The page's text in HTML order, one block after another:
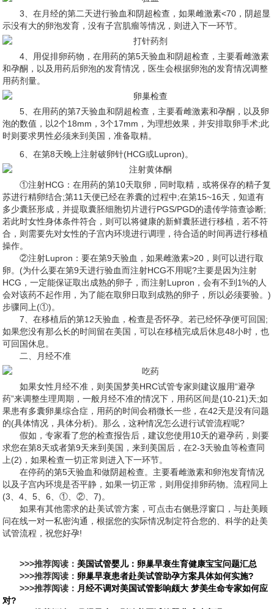
3、在月经的第二天进行验血和阴超检查，如果雌激素<70，阴超显
示没有大的卵泡发育，没有子宫肌瘤等情况，则进入下一环节。
4、用促排卵药物，在用药的第5天验血和阴超检查，主要看雌激素
和孕酮，以及用药后卵泡的发育情况，医生会根据卵泡的发育情况调整
用药剂量。
5、在用药的第7天验血和阴超检查，主要看雌激素和孕酮，以及卵
泡的数值，以2个18mm，3个17mm，为理想效果，并安排取卵手术;此
时则要求男性必须来到美国，准备取精。
6、在第8天晚上注射破卵针(HCG或Lupron)。
①注射HCG：在用药的第10天取卵，同时取精，或将保存的精子复
苏进行精卵结合;第11天便已经在养囊的过程中;在第15~16天，知道有
多少囊胚形成，并提取囊胚细胞切片进行PGS/PGD的遗传学筛查诊断;
若此时女性身体条件符合，则可以将健康的新鲜囊胚进行移植，若不符
合，则需要先对女性的子宫内环境进行调理，待合适的时间再进行移植
操作。
②注射Lupron：要在第9天验血，如果雌激素>20，则可以进行取
卵。(为什么要在第9天进行验血而注射HCG不用呢?主要是因为注射
HCG，一定能保证取出成熟的卵子，而注射Lupron，会有不到1%的人
会对该药不起作用，为了能在取卵日取到成熟的卵子，所以必须要验。)
步骤同上(①)。
7、在移植后的第12天验血，检查是否怀孕。若已经怀孕便可回国;
如果您没有那么长的时间留在美国，可以在移植完成后休息48小时，也
可回国休息。
二、月经不准
如果女性月经不准，则美国梦美HRC试管专家则建议服用“避孕
药”来调整生理周期，一般月经不准的情况下，用药区间是(10-21)天;如
果患有多囊卵巢综合症，用药的时间会稍微长一些，在42天是没有问题
的(具体情况，具体分析)。那么，这种情况怎么进行试管流程呢?
假如，专家看了您的检查报告后，建议您使用10天的避孕药，则要
求您在第8天或者第9天来到美国，来到美国后，在2-3天验血等检查同
上(2)，如果检查一切正常则进入下一环节。
在停药的第5天验血和做阴超检查。主要看雌激素和卵泡发育情况
以及子宫内环境是否平静，如果一切正常，则用促排卵药物。流程同上
(3、4、5、6、①、②、7)。
如果有其他需求的赴美试管方案，可点击右侧悬浮窗口，与赴美顾
问在线一对一私密沟通，根据您的实际情况制定符合您的、科学的赴美
试管流程，祝您好孕!
>>>推荐阅读： 美国试管婴儿：卵巢早衰生育健康宝宝问题汇总
>>>推荐阅读： 卵巢早衰患者赴美试管助孕方案具体如何实施?
>>>推荐阅读： 月经不调对美国试管影响颇大 梦美生命专家如何应
对?